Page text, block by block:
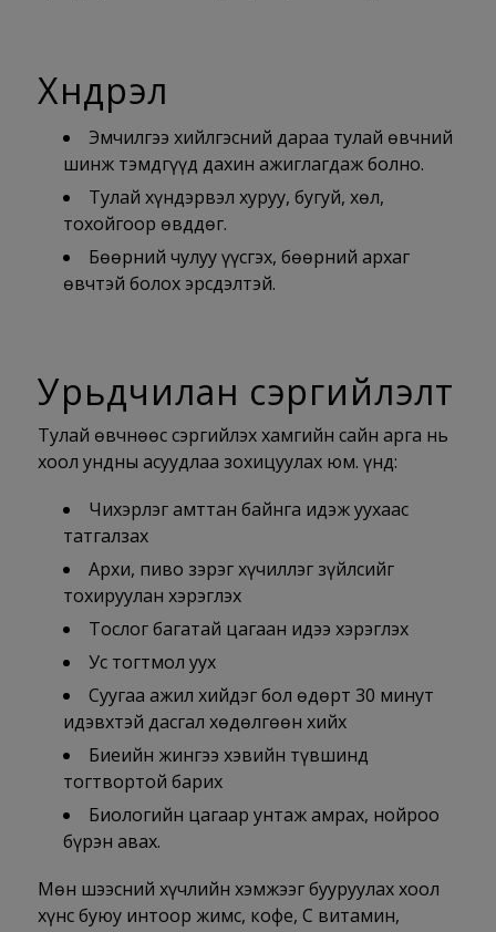
Хүндрэл
Эмчилгээ хийлгэсний дараа тулай өвчний
шинж тэмдгүүд дахин ажиглагдаж болно.
Тулай хүндэрвэл хуруу, бугуй, хөл,
тохойгоор өвддөг.
Бөөрний чулуу үүсгэх, бөөрний архаг
өвчтэй болох эрсдэлтэй.
Урьдчилан сэргийлэлт
Тулай өвчнөөс сэргийлэх хамгийн сайн арга нь
хоол ундны асуудлаа зохицуулах юм. Үүнд:
Чихэрлэг амттан байнга идэж уухаас
татгалзах
Архи, пиво зэрэг хүчиллэг зүйлсийг
тохируулан хэрэглэх
Тослог багатай цагаан идээ хэрэглэх
Ус тогтмол уух
Суугаа ажил хийдэг бол өдөрт 30 минут
идэвхтэй дасгал хөдөлгөөн хийх
Биеийн жингээ хэвийн түвшинд
тогтвортой барих
Биологийн цагаар унтаж амрах, нойроо
бүрэн авах.
Мөн шээсний хүчлийн хэмжээг бууруулах хоол
хүнс буюу интоор жимс, кофе, С витамин,